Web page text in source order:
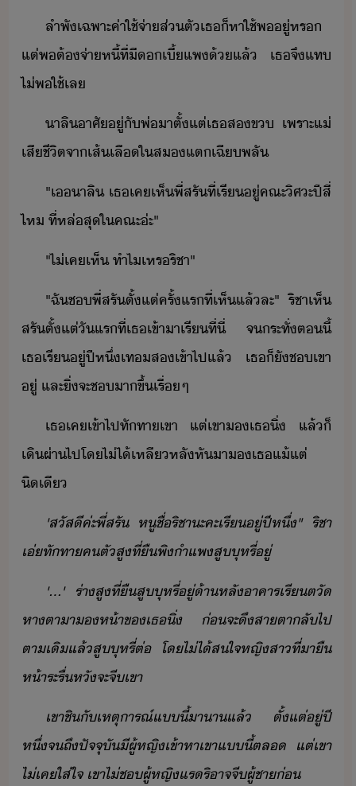
ลำพั​เฉพาะ​ค่าใช้จ่า​ส่ตั​เธ​็​หา​ใช้​พ​ู่​หร​ ​
แต่​พต​้​​จ่าหี้​ที่​ี​​เี้​แพ​้​แล้​ ​เธ​จึ​แท​
ไ่พ​ใช้​เล
า​ลิ​าศั​ู่​ั​พ่​าตั​้​แต่​เธ​ส​ข​ ​เพราะ​แ่​
เสีชีิต​จา​เส้เลื​ใ​ส​แต​เฉีพลั
"​เ​า​ลิ​ ​เธ​เค​เห็​พี่​สรั​ที​่​เรี​ู่​คณะ​ิศะ​ปี​สี่​
ไห​ ​ที่​หล่​สุ​ใ​คณะ​่ะ​"
"​ไ่เค​เห็​ ​ทำไ​เหร​ริชา​"
"​ฉั​ช​พี่​สรั​ตั้แต่​ครั้แร​ที่​เห็​แล้​ละ​"​ ​ริชา​เห็​
สรั​ตั้แต่​ั​แร​ที่​เธ​เข้าา​เรี​ที่ี่​ ​จระทั่​ตี้​
เธ​เรี​ู่​ปี​หึ่​เท​ส​เข้าไป​แล้​ ​เธ​็​ั​ช​เขา​
ู่​ ​และ​ิ่​จะ​ช​าขึ้​เรื่ๆ
เธ​เค​เข้าไป​ทัทา​เขา​ ​แต่​เขา​เธ​ิ่​ ​แล้็​
เิผ่า​ไป​โ​ไ่ไ้​เหลีหลั​หัา​​เธ​แ้แต่​
ิเี
'​สัสี​ค่ะ​พี่​สรั​ ​หู​ชื่​ริชา​ะคะ​เรี​ู่​ปี​หึ่​"​ ​ริชา​
เ่​ทัทา​ค​ตั​สู​ที่​ื​พิ​ำแพ​สูุหรี่​ู่
'​...​'​ ​ร่า​สู​ที่​ื​สูุหรี่​ู่​้าหลั​าคารเรี​ตั​
หา​ตาา​ห้า​ข​เธ​ิ่​ ​่​จะ​ึ​สาตา​ลั​ไป​
ตาเิ​แล้​สูุหรี่​ต่​ ​โ​ไ่ไ้​สใจ​หญิสา​ที่า​ื​
ห้า​ระรื่​หั​จะ​จี​เขา
เขา​ชิ​ั​เหตุารณ์​แี้​าา​แล้​ ​ตั้แต่​ู่​ปี​
หึ่​จถึ​ปัจจุั​ี​ผู้หญิ​เข้าหา​เขา​แี้​ตล​ ​แต่​เขา​
ไ่เค​ใส่ใจ​ ​เขา​ไ่​ช​ผู้หญิ​แร​ริ​าจ​จี​ผู้ชา​่